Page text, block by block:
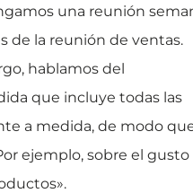
una reunión
de la reunión de ventas.
hablamos del
que incluye todas las
a medida, de modo
ejemplo, sobre el gusto